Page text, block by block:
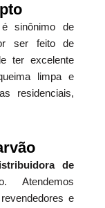
sinônimo de
ser feito de
ter excelente
limpa e
residenciais,
de
Atendemos
e